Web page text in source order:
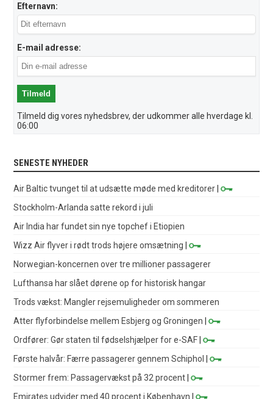
Efternavn:
E-mail adresse:
Tilmeld dig vores nyhedsbrev, der udkommer alle hverdage kl.
06:00
SENESTE NYHEDER
Air Baltic tvunget til at udsætte møde med kreditorer |
Stockholm-Arlanda satte rekord i juli
Air India har fundet sin nye topchef i Etiopien
Wizz Air flyver i rødt trods højere omsætning |
Norwegian-koncernen over tre millioner passagerer
Lufthansa har slået dørene op for historisk hangar
Trods vækst: Mangler rejsemuligheder om sommeren
Atter flyforbindelse mellem Esbjerg og Groningen |
Ordfører: Gør staten til fødselshjælper for e-SAF |
Første halvår: Færre passagerer gennem Schiphol
|
Stormer frem: Passagervækst på 32 procent |
Emirates udvider med 40 procent i København |